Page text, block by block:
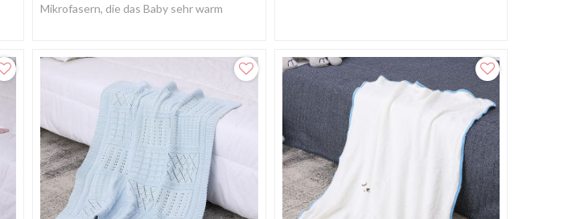
Mikrofasern, die das Baby sehr warm